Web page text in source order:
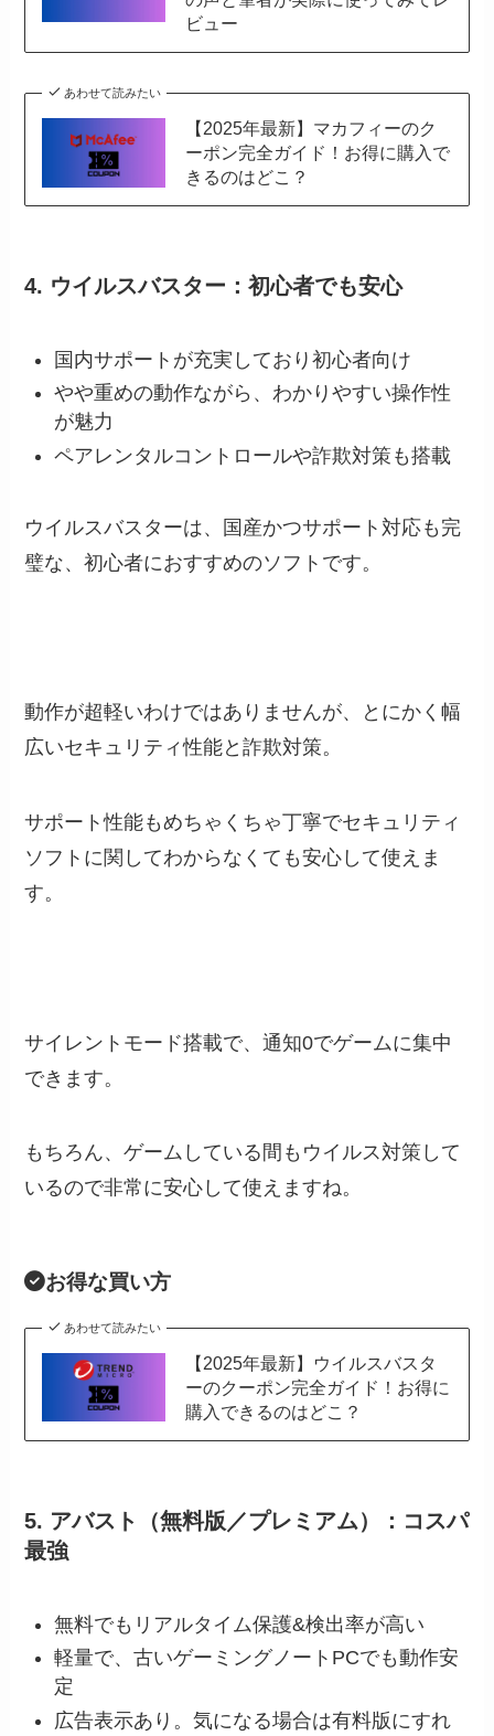
ビュー
あわせて読みたい
【2025年最新】マカフィーのク
ーポン完全ガイド！お得に購入で
きるのはどこ？
4. ウイルスバスター：初心者でも安心
国内サポートが充実しており初心者向け
やや重めの動作ながら、わかりやすい操作性
が魅力
ペアレンタルコントロールや詐欺対策も搭載
ウイルスバスターは、国産かつサポート対応も完
璧な、初心者におすすめのソフトです。
動作が超軽いわけではありませんが、とにかく幅
広いセキュリティ性能と詐欺対策。
サポート性能もめちゃくちゃ丁寧でセキュリティ
ソフトに関してわからなくても安心して使えま
す。
サイレントモード搭載で、通知0でゲームに集中
できます。
もちろん、ゲームしている間もウイルス対策して
いるので非常に安心して使えますね。
お得な買い方
あわせて読みたい
【2025年最新】ウイルスバスタ
ーのクーポン完全ガイド！お得に
購入できるのはどこ？
5. アバスト（無料版／プレミアム）：コスパ
最強
無料でもリアルタイム保護&検出率が高い
軽量で、古いゲーミングノートPCでも動作安
定
広告表示あり。気になる場合は有料版にすれ